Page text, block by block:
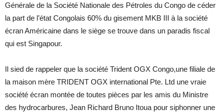
Générale de la Société Nationale des Pétroles du Congo de céder
la part de l’état Congolais 60% du gisement MKB III à la société
écran Américaine dans le siège se trouve dans un paradis fiscal
qui est Singapour.
Il sied de rappeler que la société Trident OGX Congo,une filiale de
la maison mère TRIDENT OGX international Pte. Ltd une vraie
société écran montée de toutes pièces par les amis du Ministre
des hydrocarbures, Jean Richard Bruno Itoua pour siphonner une